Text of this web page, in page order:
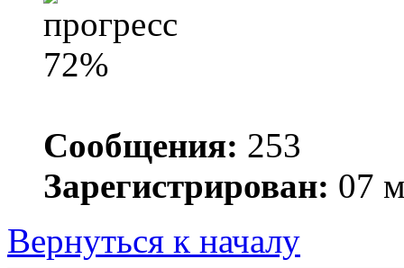
Сообщения: 253
Зарегистрирован: 07
Вернуться к началу